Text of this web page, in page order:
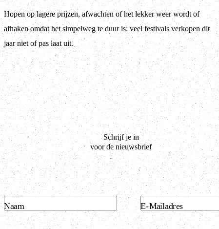
Hopen op lagere prijzen, afwachten of het lekker weer wordt of
afhaken omdat het simpelweg te duur is: veel festivals verkopen dit
jaar niet of pas laat uit.
Schrijf je in
voor de nieuwsbrief
Naam E-Mailadres